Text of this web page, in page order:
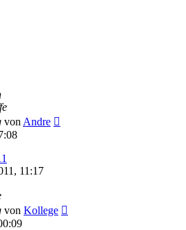
von Andre
11:17
von Kollege